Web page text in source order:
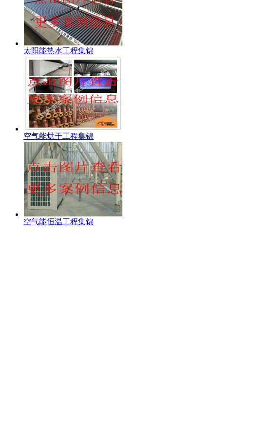
太阳能热水工程集锦
空气能烘干工程集锦
空气能恒温工程集锦